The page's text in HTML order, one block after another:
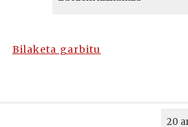
Bilaketa garbitu